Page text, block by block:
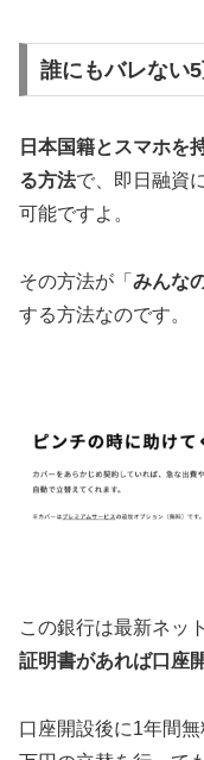
誰にもバレない
日本国籍とスマホを
る方法で、即日融資
可能ですよ。
その方法が「 みんな
する方法なのです。
この銀行は最新ネッ
証明書があれば口座
口座開設後に1年間